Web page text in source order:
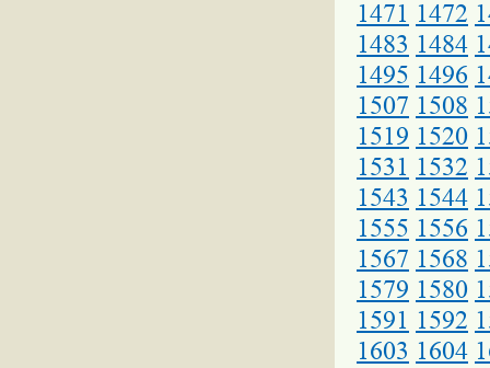
1471 1472
1483 1484
1495 1496
1507 1508
1519 1520
1531 1532
1543 1544
1555 1556
1567 1568
1579 1580
1591 1592
1603 1604